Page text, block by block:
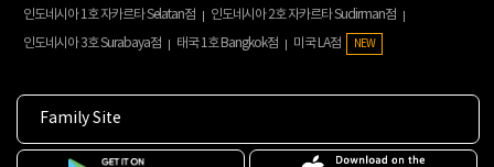
인도네시아 1호 자카르타 Selatan점
인도네시아 2호 자카르타 Sudirman점
인도네시아 3호 Surabaya점
태국 1호 Bangkok점 미국 LA점 NEW
Family Site